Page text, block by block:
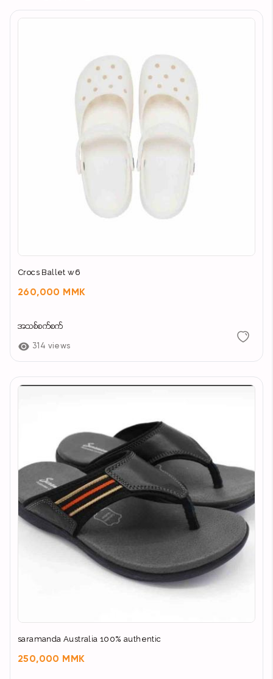
Crocs Ballet w6
260,000 MMK
အသစ်စက်စက်
314 views
saramanda Australia 100% authentic
250,000 MMK